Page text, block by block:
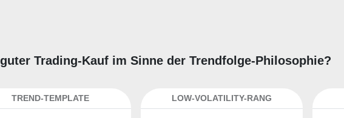
Trading-Kauf im Sinne der Trendfolge-Philosophie?
TREND-TEMPLATE LOW-VOLATILITY-RANG